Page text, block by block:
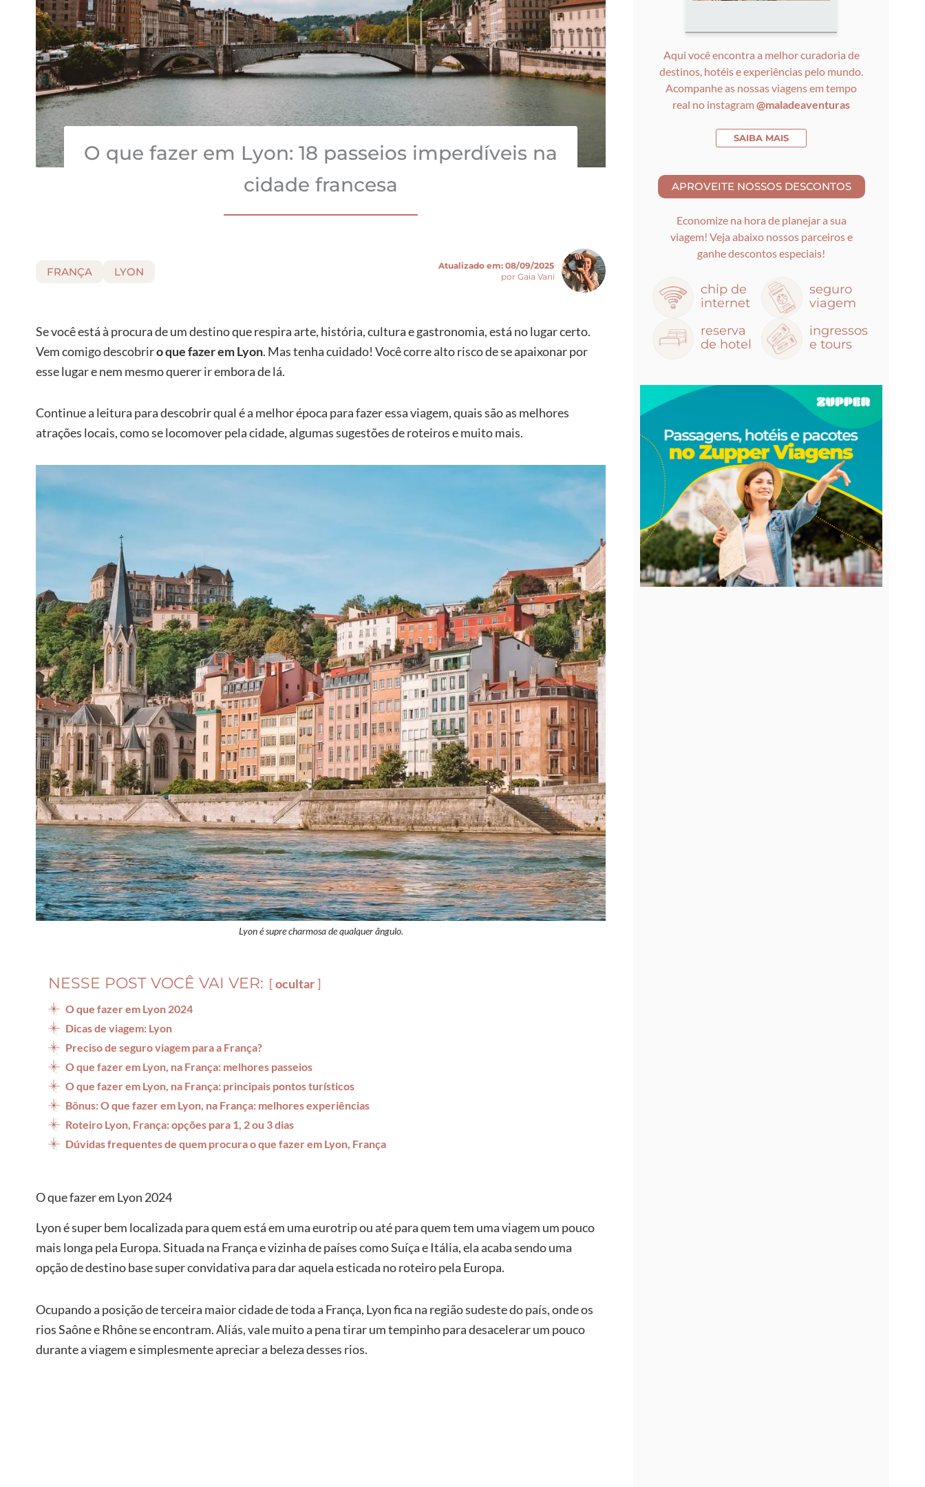
O que fazer em Lyon: 18 passeios imperdíveis na
cidade francesa
FRANÇA LYON Atualizado em: 08/09/2025
por Gaia Vani
Se você está à procura de um destino que respira arte, história, cultura e gastronomia, está no lugar certo.
Vem comigo descobriro que fazer em Lyon. Mas tenha cuidado! Você corre alto risco de se apaixonar por
esse lugar e nem mesmo querer ir embora de lá.
Continue a leitura para descobrir qual é a melhor época para fazer essa viagem, quais são as melhores
atrações locais, como se locomover pela cidade, algumas sugestões de roteiros e muito mais.
Lyon é supre charmosa de qualquer ângulo.
NESSE POST VOCÊ VAI VER: ocultar
O que fazer em Lyon 2024
Dicas de viagem: Lyon
Preciso de seguro viagem para a França?
O que fazer em Lyon, na França: melhores passeios
O que fazer em Lyon, na França: principais pontos turísticos
Bônus: O que fazer em Lyon, na França: melhores experiências
Roteiro Lyon, França: opções para 1, 2 ou 3 dias
Dúvidas frequentes de quem procura o que fazer em Lyon, França
O que fazer em Lyon 2024
Lyon é super bem localizada para quem está em uma eurotrip ou até para quem tem uma viagem um pouco
mais longa pela Europa. Situada na França e vizinha de países como Suíça e Itália, ela acaba sendo uma
opção de destino base super convidativa para dar aquela esticada no roteiro pela Europa.
Ocupando a posição de terceira maior cidade de toda a França, Lyon fica na região sudeste do país, onde os
rios Saône e Rhône se encontram. Aliás, vale muito a pena tirar um tempinho para desacelerar um pouco
durante a viagem e simplesmente apreciar a beleza desses rios.
Aqui você encontra a melhor curadoria de
destinos, hotéis e experiências pelo mundo.
Acompanhe as nossas viagens em tempo
real no instagram@maladeaventuras
SAIBA MAIS
Economize na hora de planejar a sua
viagem! Veja abaixo nossos parceiros e
ganhe descontos especiais!
chip de
internet
seguro
viagem
reserva
de hotel
ingressos
e tours